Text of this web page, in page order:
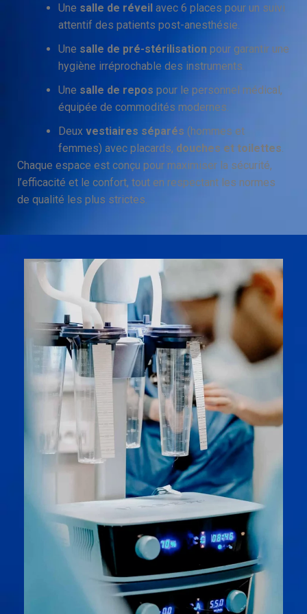
Une salle de réveil avec 6 places pour un suivi
attentif des patients post-anesthésie.
Une salle de pré-stérilisation pour garantir une
hygiène irréprochable des instruments.
Une salle de repos pour le personnel médical,
équipée de commodités modernes.
Deux vestiaires séparés (hommes et
femmes) avec placards, douches et toilettes.
Chaque espace est conçu pour maximiser la sécurité,
l’efficacité et le confort, tout en respectant les normes
de qualité les plus strictes.